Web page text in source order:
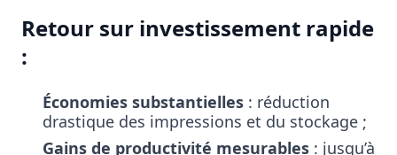
Retour sur investissement rapide
:
Économies substantielles : réduction
drastique des impressions et du stockage ;
Gains de productivité mesurables : jusqu’à